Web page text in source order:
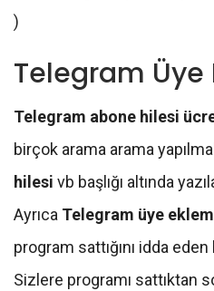
)
Telegram Üye
Telegram abone hilesi
birçok arama arama
hilesi vb başlığı altında
Ayrıca Telegram üye
program sattığını idda
Sizlere programı sattıktan